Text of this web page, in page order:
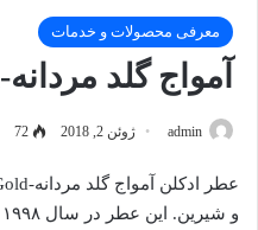
معرفی محصولات و خدمات
آمواج گلد مردانه-Amouage Gold
admin ژوئن 2, 2018 72
و شیرین. این عطر در سال ۱۹۹۸ به بازار